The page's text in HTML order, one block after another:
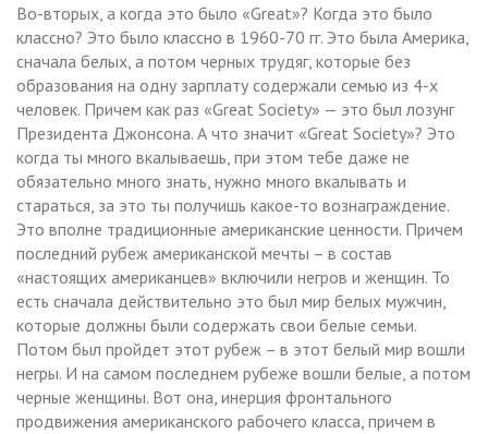
Во-вторых, а когда это было «Great»? Когда это было
классно? Это было классно в 1960-70 гг. Это была Америка,
сначала белых, а потом черных трудяг, которые без
образования на одну зарплату содержали семью из 4-х
человек. Причем как раз «Great Society» — это был лозунг
Президента Джонсона. А что значит «Great Society»? Это
когда ты много вкалываешь, при этом тебе даже не
обязательно много знать, нужно много вкалывать и
стараться, за это ты получишь какое-то вознаграждение.
Это вполне традиционные американские ценности. Причем
последний рубеж американской мечты – в состав
«настоящих американцев» включили негров и женщин. То
есть сначала действительно это был мир белых мужчин,
которые должны были содержать свои белые семьи.
Потом был пройдет этот рубеж – в этот белый мир вошли
негры. И на самом последнем рубеже вошли белые, а потом
черные женщины. Вот она, инерция фронтального
продвижения американского рабочего класса, причем в